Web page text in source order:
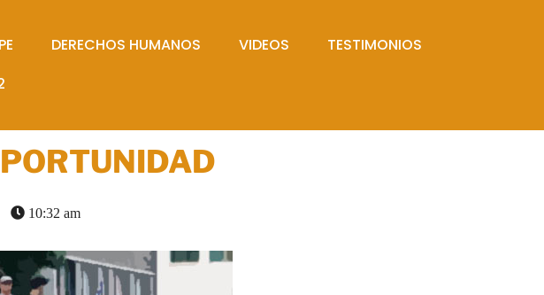
DERECHOS HUMANOS VIDEOS
TESTIMONIOS
10:32 am